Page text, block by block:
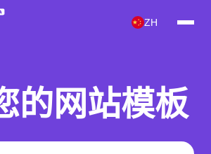
ZH
的网站模板